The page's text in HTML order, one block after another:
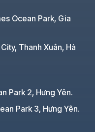
Ocean Park, Gia
Thanh Xuân, Hà
Park 2, Hưng Yên.
Park 3, Hưng Yên.